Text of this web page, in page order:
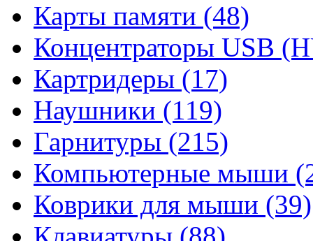
Карты памяти (48)
Концентраторы USB
Картридеры (17)
Наушники (119)
Гарнитуры (215)
Компьютерные мыши
Коврики для мыши (39)